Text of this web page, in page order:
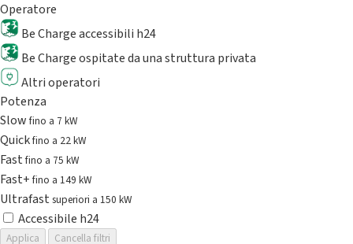
Operatore
Be Charge accessibili h24
Be Charge ospitate da una struttura privata
Altri operatori
Potenza
Slowfino a 7 kW
Quickfino a 22 kW
Fastfino a 75 kW
Fast+fino a 149 kW
Ultrafast superiori a 150 kW
Accessibile h24
Applica
Cancella filtri